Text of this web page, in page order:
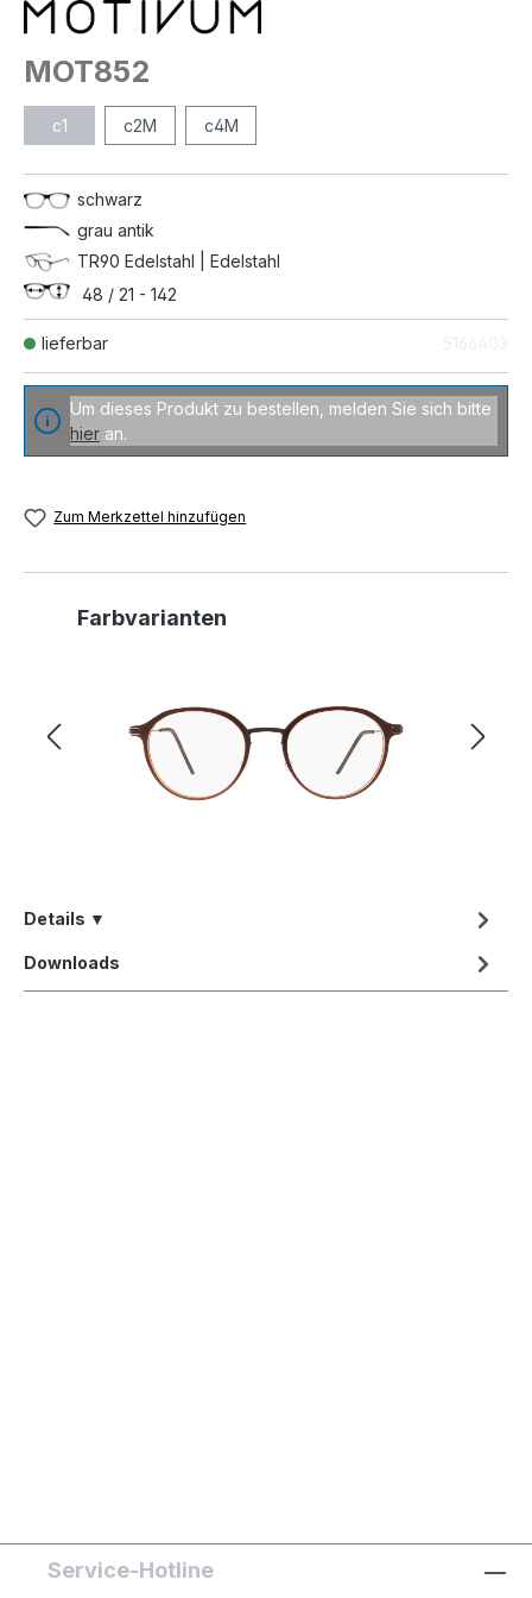
lieferbar
MOT852
c1 c2M c4M
schwarz
grau antik
TR90 Edelstahl | Edelstahl
48 / 21 - 142
Um dieses Produkt zu bestellen, melden Sie sich bitte
hier an.
Zum Merkzettel hinzufügen
Produktgalerie überspringen
Farbvarianten
Details ▼
Downloads
Service-Hotline